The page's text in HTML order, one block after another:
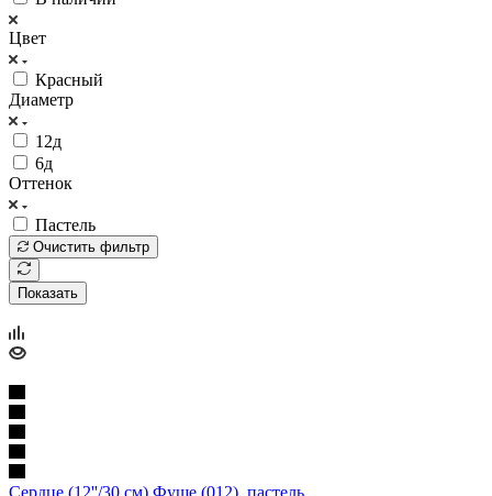
Цвет
Красный
Диаметр
12д
6д
Оттенок
Пастель
Очистить фильтр
Показать
Сердце (12''/30 см) Фуше (012), пастель